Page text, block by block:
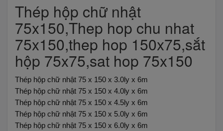
Thép hộp chữ nhật
75x150,Thep hop chu nhat
75x150,thep hop 150x75,sắt
hộp 75x75,sat hop 75x150
Thép hộp chữ nhật 75 x 150 x 3.0ly x 6m
Thép hộp chữ nhật 75 x 150 x 4.0ly x 6m
Thép hộp chữ nhật 75 x 150 x 4.5ly x 6m
Thép hộp chữ nhật 75 x 150 x 5.0ly x 6m
Thép hộp chữ nhật 75 x 150 x 6.0ly x 6m